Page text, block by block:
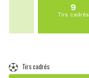
9
Tirs cadrés
Tirs cadrés